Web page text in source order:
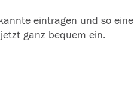
eintragen und so eine
ganz bequem ein.